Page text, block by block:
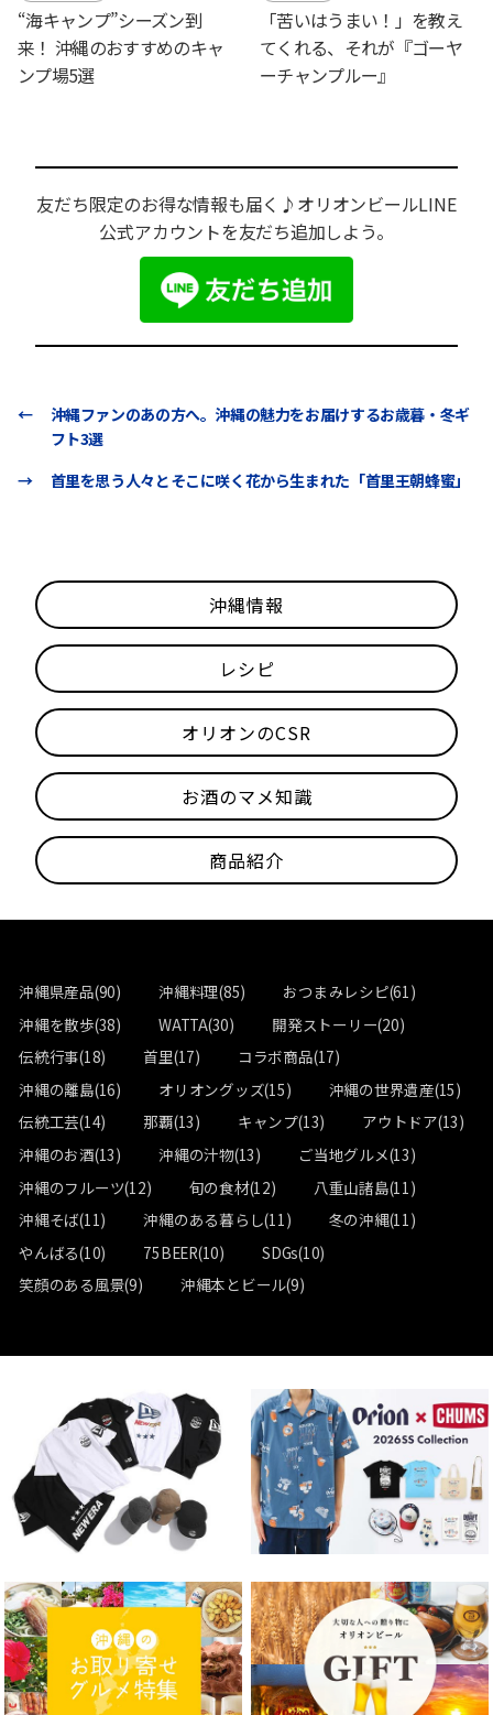
“海キャンプ”シーズン到
来！ 沖縄のおすすめのキャ
ンプ場5選
「苦いはうまい！」を教え
てくれる、それが『ゴーヤ
ーチャンプルー』
友だち限定のお得な情報も届く♪オリオンビールLINE
公式アカウントを友だち追加しよう。
←
沖縄ファンのあの方へ。沖縄の魅力をお届けするお歳暮・冬ギ
フト3選
→
首里を思う人々とそこに咲く花から生まれた「首里王朝蜂蜜」
沖縄情報
レシピ
オリオンのCSR
お酒のマメ知識
商品紹介
沖縄県産品(90) 沖縄料理(85)
おつまみレシピ(61)
沖縄を散歩(38)
WATTA(30)
開発ストーリー(20)
伝統行事(18)
首里(17)
コラボ商品(17)
沖縄の離島(16)
オリオングッズ(15)
沖縄の世界遺産(15)
伝統工芸(14)
那覇(13) キャンプ(13)
アウトドア(13)
沖縄のお酒(13)
沖縄の汁物(13)
ご当地グルメ(13)
沖縄のフルーツ(12)
旬の食材(12)
八重山諸島(11)
沖縄そば(11)
沖縄のある暮らし(11)
冬の沖縄(11)
やんばる(10)
75BEER(10)
SDGs(10)
笑顔のある風景(9)
沖縄本とビール(9)